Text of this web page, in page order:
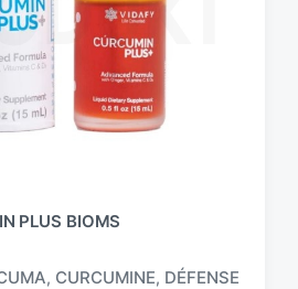
PLUS BIOMS
, CURCUMINE, DÉFENSE